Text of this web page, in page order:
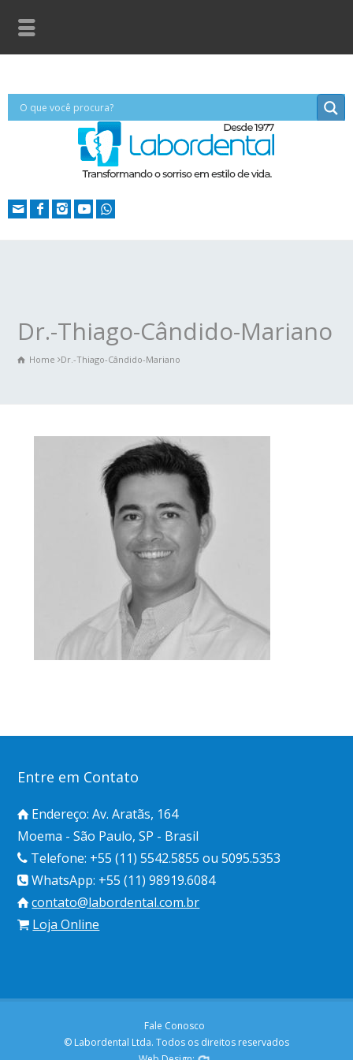
Dr.-Thiago-Cândido-Mariano
Home Dr.-Thiago-Cândido-Mariano
Entre em Contato
Endereço: Av. Aratãs, 164
Moema - São Paulo, SP - Brasil
Telefone: +55 (11) 5542.5855 ou 5095.5353
WhatsApp: +55 (11) 98919.6084
contato@labordental.com.br
Loja Online
Fale Conosco
© Labordental Ltda. Todos os direitos reservados